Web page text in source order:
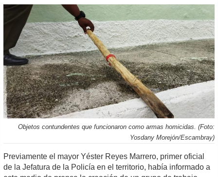
Objetos contundentes que funcionaron como armas homicidas. (Foto:
Yosdany Morejón/Escambray)
Previamente el mayor Yéster Reyes Marrero, primer oficial
de la Jefatura de la Policía en el territorio, había informado a